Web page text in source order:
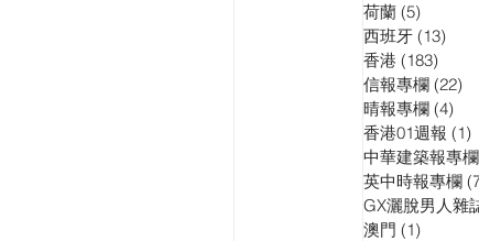
荷蘭 (5)
西班牙 (13)
香港 (183)
信報專欄 (22)
晴報專欄 (4)
香港01週報 (1)
中華建築報專欄
英中時報專欄
GX灑脫男人雜
澳門 (1)